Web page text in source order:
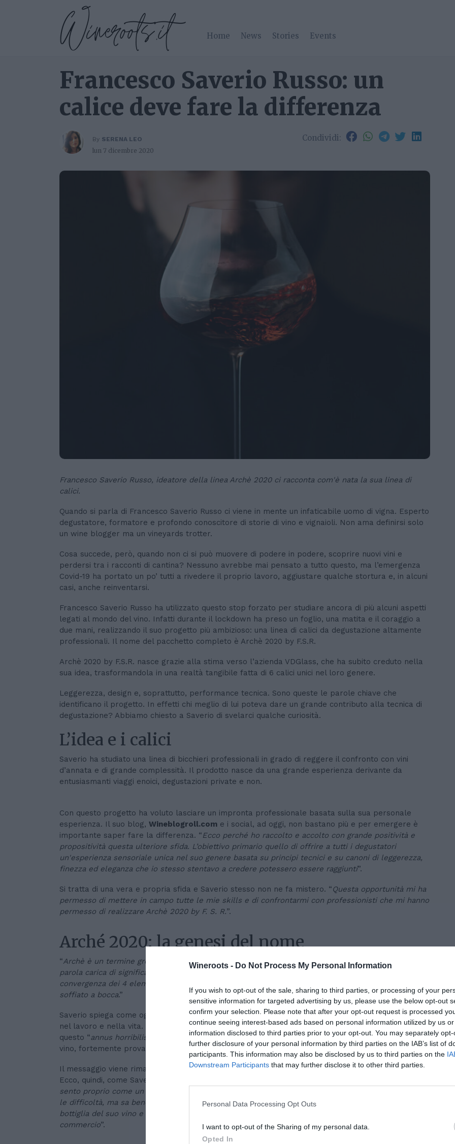
Wineroots - Do Not Process My Personal Information
If you wish to opt-out of the sale, sharing to third parties, or processing of your
sensitive information for targeted advertising by us, please use the below opt-out
confirm your selection. Please note that after your opt-out request is processed
continue seeing interest-based ads based on personal information utilized by us
information disclosed to third parties prior to your opt-out. You may separately
further disclosure of your personal information by third parties on the IAB’s list of
participants. This information may also be disclosed by us to third parties on the
Downstream Participants that may further disclose it to other third parties.
Personal Data Processing Opt Outs
I want to opt-out of the Sharing of my personal data.
Opted In
Home News Stories Events
Francesco Saverio Russo: un
calice deve fare la differenza
By SERENA LEO
lun 7 dicembre 2020
Condividi:
Francesco Saverio Russo, ideatore della linea Archè 2020 ci racconta com'è nata la sua linea di
calici.
Quando si parla di Francesco Saverio Russo ci viene in mente un infaticabile uomo di vigna. Esperto
degustatore, formatore e profondo conoscitore di storie di vino e vignaioli. Non ama definirsi solo
un wine blogger ma un vineyards trotter.
Cosa succede, però, quando non ci si può muovere di podere in podere, scoprire nuovi vini e
perdersi tra i racconti di cantina? Nessuno avrebbe mai pensato a tutto questo, ma l’emergenza
Covid-19 ha portato un po’ tutti a rivedere il proprio lavoro, aggiustare qualche stortura e, in alcuni
casi, anche reinventarsi.
Francesco Saverio Russo ha utilizzato questo stop forzato per studiare ancora di più alcuni aspetti
legati al mondo del vino. Infatti durante il lockdown ha preso un foglio, una matita e il coraggio a
due mani, realizzando il suo progetto più ambizioso: una linea di calici da degustazione altamente
professionali. Il nome del pacchetto completo è Archè 2020 by F.S.R.
Archè 2020 by F.S.R. nasce grazie alla stima verso l’azienda VDGlass, che ha subito creduto nella
sua idea, trasformandola in una realtà tangibile fatta di 6 calici unici nel loro genere.
Leggerezza, design e, soprattutto, performance tecnica. Sono queste le parole chiave che
identificano il progetto. In effetti chi meglio di lui poteva dare un grande contributo alla tecnica di
degustazione? Abbiamo chiesto a Saverio di svelarci qualche curiosità.
L’idea e i calici
Saverio ha studiato una linea di bicchieri professionali in grado di reggere il confronto con vini
d’annata e di grande complessità. Il prodotto nasce da una grande esperienza derivante da
entusiasmanti viaggi enoici, degustazioni private e non.
Con questo progetto ha voluto lasciare un impronta professionale basata sulla sua personale
esperienza. Il suo blog, Wineblogroll.com e i social, ad oggi, non bastano più e per emergere è
importante saper fare la differenza. “Ecco perché ho raccolto e accolto con grande positività e
propositività questa ulteriore sfida. L’obiettivo primario quello di offrire a tutti i degustatori
un'esperienza sensoriale unica nel suo genere basata su principi tecnici e su canoni di leggerezza,
finezza ed eleganza che io stesso stentavo a credere potessero essere raggiunti”.
Si tratta di una vera e propria sfida e Saverio stesso non ne fa mistero. “Questa opportunità mi ha
permesso di mettere in campo tutte le mie skills e di confrontarmi con professionisti che mi hanno
permesso di realizzare Archè 2020 by F. S. R.”.
Arché 2020: la genesi del nome
“Archè è un termine greco, rappresenta la sostanza primordiale e il principio di tutte le cose. Una
parola carica di significato, perfetta per identificare la genesi di un progetto che vede nella
convergenza dei 4 elementi Terra, Fuoco, Aria e Acqua, la formazione di un calice artigianale
soffiato a bocca.”
Saverio spiega come ogni elemento sia utile, a suo modo, per creare sempre nuove forze anche
nel lavoro e nella vita. L’auspicio, con questi calici, è quello di cancellare tutta la sofferenza che
questo “annus horribilis
” ha provocato al genere umano, non dimenticando anche il mondo del
vino, fortemente provato dall’emergenza.
Il messaggio viene rimarcato proprio dalla scelta dell’inserimento dell’anno nel marchio Archè.
Ecco, quindi, come Saverio ha scelto di investire su se stesso e sulle sue potenzialità. “
sento proprio come un vignaiolo che ha fatto di tutto per portare a casa le migliori uve, nonostante
le difficoltà, ma sa bene che non potrà essere sicuro del risultato finché non avrà stappato la prima
bottiglia del suo vino e ancor più non avrà ricevuto feedback da chi lo assaggerà una volta messo in
commercio”.